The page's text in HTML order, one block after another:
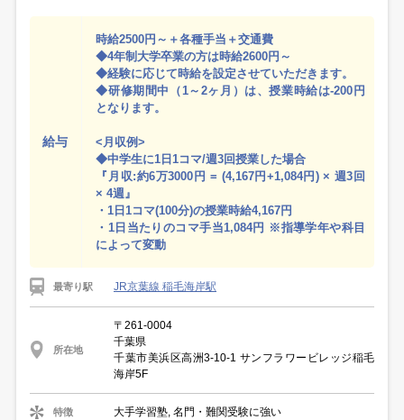
給与
時給2500円～＋各種手当＋交通費
◆4年制大学卒業の方は時給2600円～
◆経験に応じて時給を設定させていただきます。
◆研修期間中（1～2ヶ月）は、授業時給は-200円
となります。
<月収例>
◆中学生に1日1コマ/週3回授業した場合
『月収:約6万3000円 = (4,167円+1,084円) × 週3回
× 4週』
・1日1コマ(100分)の授業時給4,167円
・1日当たりのコマ手当1,084円 ※指導学年や科目
によって変動
最寄り駅 JR京葉線 稲毛海岸駅
所在地
〒261-0004
千葉県
千葉市美浜区高洲3-10-1 サンフラワービレッジ稲毛
海岸5F
特徴 大手学習塾, 名門・難関受験に強い